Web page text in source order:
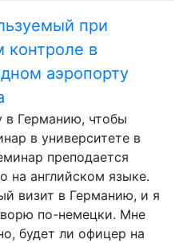
при
контроле в
аэропорту
в Германию, чтобы
в университете в
преподается
на английском языке.
визит в Германию, и я
по-немецки. Мне
будет ли офицер на